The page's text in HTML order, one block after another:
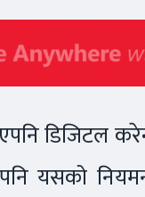
डिजिटल
यसको